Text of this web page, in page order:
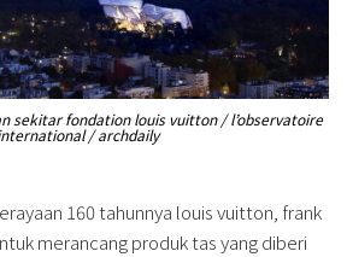
sekitar fondation louis vuitton / l’observatoire
/ archdaily
160 tahunnya louis vuitton, frank
merancang produk tas yang diberi